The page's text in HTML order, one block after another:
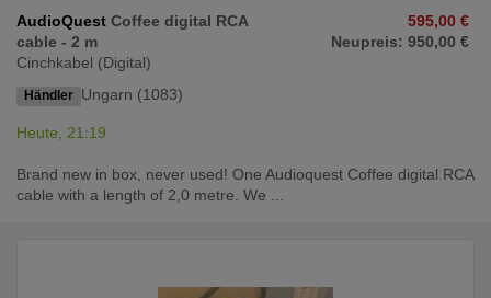
AudioQuest Coffee digital RCA
cable - 2 m
Cinchkabel (Digital)
Händler Ungarn (1083)
595,00 €
Neupreis: 950,00 €
Heute, 21:19
Brand new in box, never used! One Audioquest Coffee digital RCA
cable with a length of 2,0 metre. We ...